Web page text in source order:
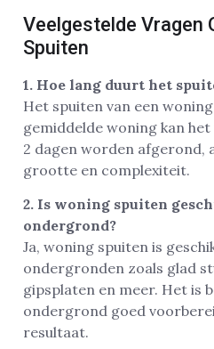
Veelgestelde Vragen
Spuiten
1. Hoe lang duurt het
Het spuiten van een
gemiddelde woning kan
2 dagen worden afgerond,
grootte en complexiteit.
2. Is woning spuiten
ondergrond?
Ja, woning spuiten is
ondergronden zoals glad
gipsplaten en meer. Het is
ondergrond goed
resultaat.